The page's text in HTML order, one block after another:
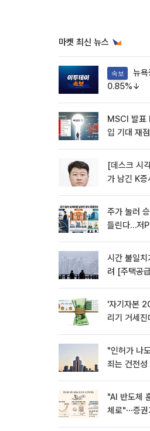
마켓 최신 뉴스
속보
0.85%↓
MSCI 발표
입 기대 재
[데스크 시
가 남긴 K증
주가 눌러
들린다…저
시간 불일치
려 [주택공
'자기자본
리기 거세
"인허가 나
죄는 건전
"AI 반도체
체로"⋯증권